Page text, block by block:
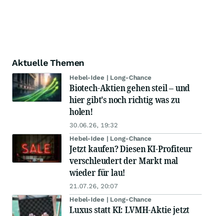
Aktuelle Themen
Hebel-Idee | Long-Chance
Biotech-Aktien gehen steil – und
hier gibt's noch richtig was zu
holen!
30.06.26, 19:32
Hebel-Idee | Long-Chance
Jetzt kaufen? Diesen KI-Profiteur
verschleudert der Markt mal
wieder für lau!
21.07.26, 20:07
Hebel-Idee | Long-Chance
Luxus statt KI: LVMH-Aktie jetzt